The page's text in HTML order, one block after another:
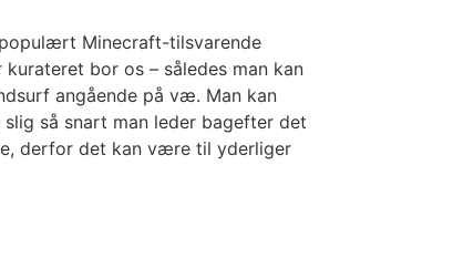
Minecraft-tilsvarende
bor os – således man kan
angående på væ. Man kan
så snart man leder bagefter det
derfor det kan være til yderliger